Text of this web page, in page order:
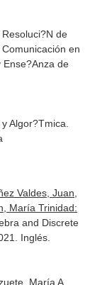
de
en
Ense?Anza de
Algor?Tmica.
Valdes, Juan,
María Trinidad:
and Discrete
Inglés.
María A.,